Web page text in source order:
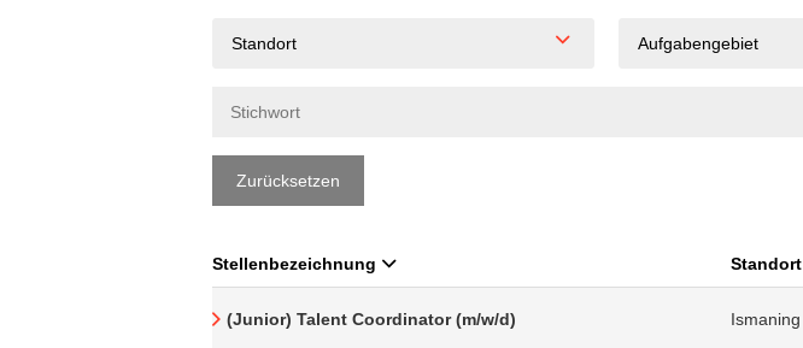
Standort Aufgabengebiet
Zurücksetzen
Stellenbezeichnung Standort
(Junior) Talent Coordinator (m/w/d) Ismaning